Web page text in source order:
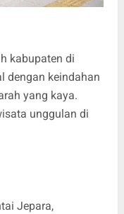
kabupaten di
dengan keindahan
yang kaya.
unggulan di
Jepara,